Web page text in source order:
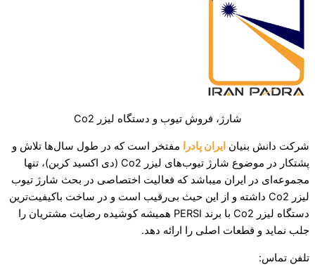
شارژ، فروش تیوب و دستگاه لیزر Co2
شرکت دانش بنیان ایران پادرا
مفتخر است که در طول سال‌ها تلاش و
پشتکار در موضوع شارژ تیوب‌های لیزر Co2 (دی اکسید کربن)، تنها
مجموعه‌ای در ایران میباشد که فعالیت اختصاصی در بحث شارژ تیوب
لیزر Co2 داشته و از این حیث بی‌رقیب است و در ساخت باکیفیت‌ترین
دستگاه لیزر Co2 با برند PERSI همیشه کوشیده رضایت مشتریان را
جلب نماید و قطعات اصلی را ارائه دهد.‌
تلفن تماس: